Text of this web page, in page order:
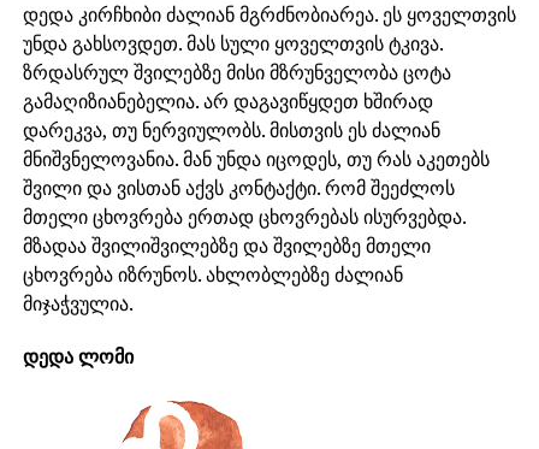
დედა კირჩხიბი ძალიან მგრძნობიარეა. ეს ყოველთვის
უნდა გახსოვდეთ. მას სული ყოველთვის ტკივა.
ზრდასრულ შვილებზე მისი მზრუნველობა ცოტა
გამაღიზიანებელია. არ დაგავიწყდეთ ხშირად
დარეკვა, თუ ნერვიულობს. მისთვის ეს ძალიან
მნიშვნელოვანია. მან უნდა იცოდეს, თუ რას აკეთებს
შვილი და ვისთან აქვს კონტაქტი. რომ შეეძლოს
მთელი ცხოვრება ერთად ცხოვრებას ისურვებდა.
მზადაა შვილიშვილებზე და შვილებზე მთელი
ცხოვრება იზრუნოს. ახლობლებზე ძალიან
მიჯაჭვულია.
დედა ლომი